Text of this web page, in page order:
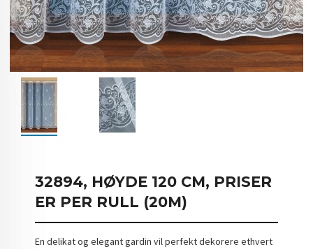
32894, HØYDE 120 CM, PRISER
ER PER RULL (20M)
En delikat og elegant gardin vil perfekt dekorere ethvert